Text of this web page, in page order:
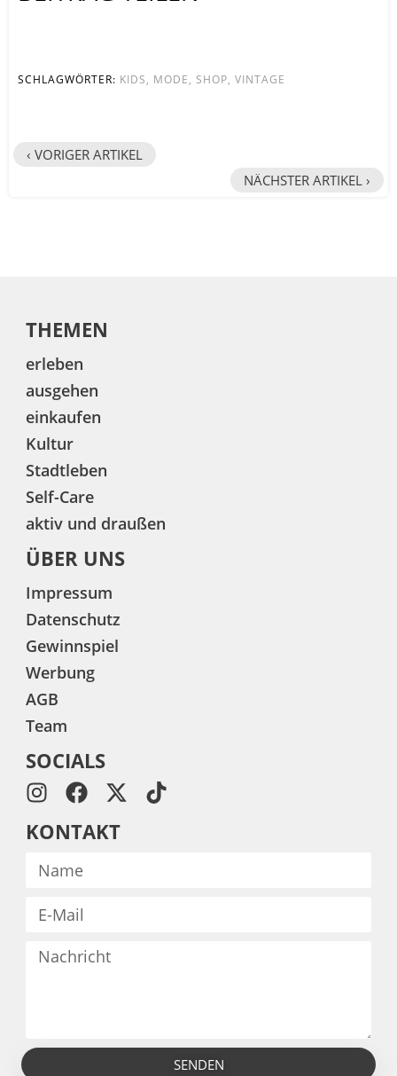
SCHLAGWÖRTER: KIDS, MODE, SHOP, VINTAGE
‹ VORIGER ARTIKEL
NÄCHSTER ARTIKEL ›
THEMEN
erleben
ausgehen
einkaufen
Kultur
Stadtleben
Self-Care
aktiv und draußen
ÜBER UNS
Impressum
Datenschutz
Gewinnspiel
Werbung
AGB
Team
SOCIALS
KONTAKT
SENDEN